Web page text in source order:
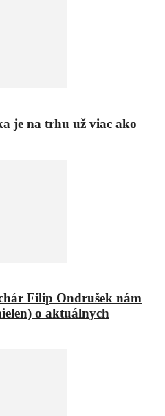
je na trhu už viac ako
Filip Ondrušek nám
o aktuálnych